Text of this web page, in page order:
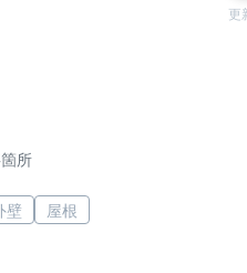
更
所
壁
屋根